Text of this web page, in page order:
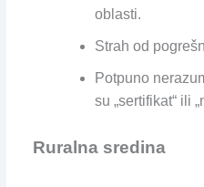
oblasti.
Strah od
Potpuno
su „sertifikat“ ili
Ruralna sredina